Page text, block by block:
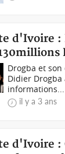
d'Ivoire :
Drogba et son
Didier Drogba
informations...
il y a 3 ans
d'Ivoire :